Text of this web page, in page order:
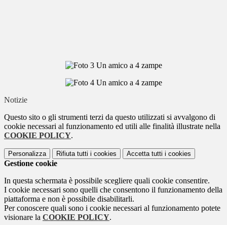
Notizie
Questo sito o gli strumenti terzi da questo utilizzati si avvalgono di
cookie necessari al funzionamento ed utili alle finalità illustrate nella
COOKIE POLICY.
Personalizza Rifiuta tutti i cookies Accetta tutti i cookies
Gestione cookie
In questa schermata è possibile scegliere quali cookie consentire.
I cookie necessari sono quelli che consentono il funzionamento della
piattaforma e non è possibile disabilitarli.
Per conoscere quali sono i cookie necessari al funzionamento potete
visionare la COOKIE POLICY.